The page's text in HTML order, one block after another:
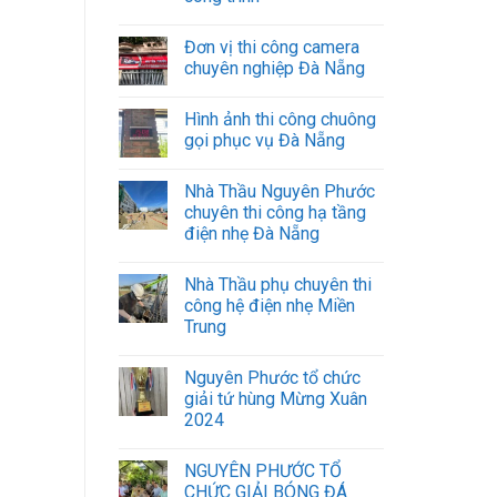
cáp
quang
các
công
nghiệp,
Đơn vị thi công camera
chuyên nghiệp Đà Nẵng
Hình ảnh thi công chuông
gọi phục vụ Đà Nẵng
Nhà Thầu Nguyên Phước
chuyên thi công hạ tầng
điện nhẹ Đà Nẵng
Nhà Thầu phụ chuyên thi
công hệ điện nhẹ Miền
Trung
Nguyên Phước tổ chức
giải tứ hùng Mừng Xuân
2024
NGUYÊN PHƯỚC TỔ
CHỨC GIẢI BÓNG ĐÁ